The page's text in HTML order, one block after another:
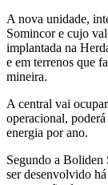
A nova unidade,
Somincor e cujo
implantada na
e em terrenos que
mineira.
A central vai
operacional,
energia por ano.
Segundo a Boliden
ser desenvolvido